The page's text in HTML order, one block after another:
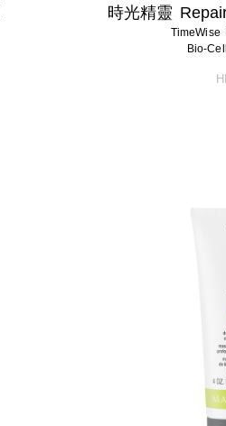
時光精靈
TimeWise
Bio-